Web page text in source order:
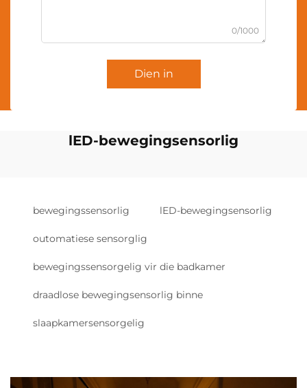
0/1000
Dien in
lED-bewegingsensorlig
bewegingssensorlig lED-bewegingsensorlig
outomatiese sensorglig
bewegingssensorgelig vir die badkamer
draadlose bewegingsensorlig binne
slaapkamersensorgelig